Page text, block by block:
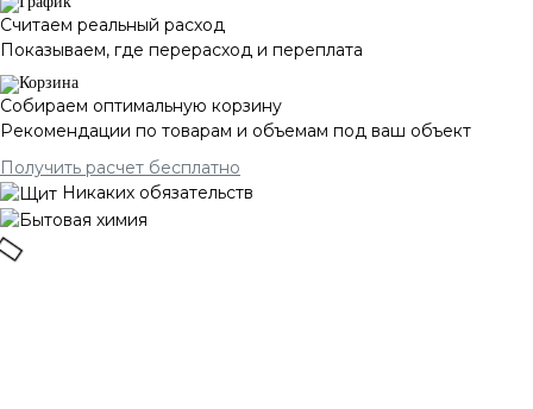
Считаем реальный расход
Показываем, где перерасход и переплата
Собираем оптимальную корзину
Рекомендации по товарам и объемам под ваш объект
Получить расчет бесплатно
Никаких обязательств